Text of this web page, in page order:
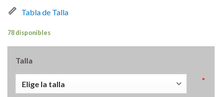
Tabla de Talla
78 disponibles
Talla
*